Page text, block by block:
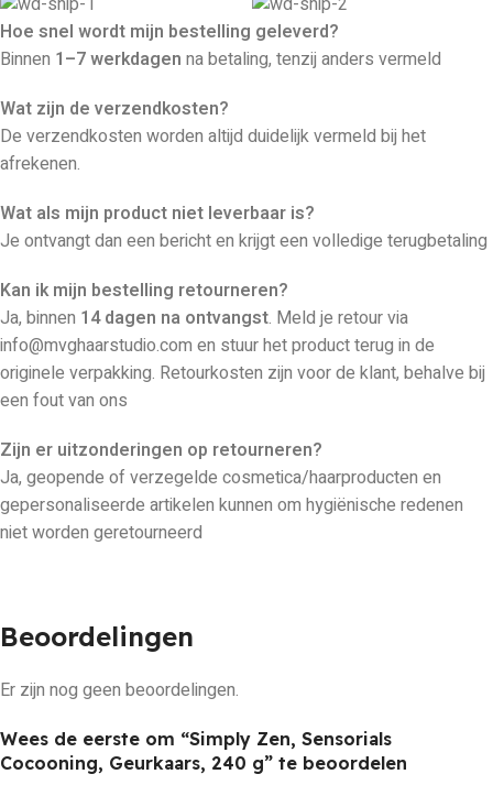
Hoe snel wordt mijn bestelling geleverd?
Binnen 1–7 werkdagen na betaling, tenzij anders vermeld
Wat zijn de verzendkosten?
De verzendkosten worden altijd duidelijk vermeld bij het
afrekenen.
Wat als mijn product niet leverbaar is?
Je ontvangt dan een bericht en krijgt een volledige terugbetaling
Kan ik mijn bestelling retourneren?
Ja, binnen 14 dagen na ontvangst. Meld je retour via
info@mvghaarstudio.com en stuur het product terug in de
originele verpakking. Retourkosten zijn voor de klant, behalve bij
een fout van ons
Zijn er uitzonderingen op retourneren?
Ja, geopende of verzegelde cosmetica/haarproducten en
gepersonaliseerde artikelen kunnen om hygiënische redenen
niet worden geretourneerd
Beoordelingen
Er zijn nog geen beoordelingen.
Wees de eerste om “Simply Zen, Sensorials
Cocooning, Geurkaars, 240 g” te beoordelen